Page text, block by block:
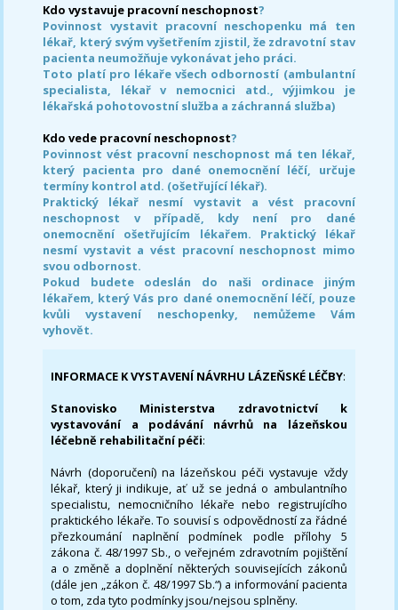
Kdo vystavuje pracovní neschopnost?
Povinnost vystavit pracovní neschopenku má ten
lékař, který svým vyšetřením zjistil, že zdravotní stav
pacienta neumožňuje vykonávat jeho práci.
Toto platí pro lékaře všech odborností (ambulantní
specialista, lékař v nemocnici atd., výjimkou je
lékařská pohotovostní služba a záchranná služba)
Kdo vede pracovní neschopnost?
Povinnost vést pracovní neschopnost má ten lékař,
který pacienta pro dané onemocnění léčí, určuje
termíny kontrol atd. (ošetřující lékař).
Praktický lékař nesmí vystavit a vést pracovní
neschopnost v případě, kdy není pro dané
onemocnění ošetřujícím lékařem. Praktický lékař
nesmí vystavit a vést pracovní neschopnost mimo
svou odbornost.
Pokud budete odeslán do naši ordinace jiným
lékařem, který Vás pro dané onemocnění léčí, pouze
kvůli vystavení neschopenky, nemůžeme Vám
vyhovět.
INFORMACE K VYSTAVENÍ NÁVRHU LÁZEŇSKÉ LÉČBY:
Stanovisko Ministerstva zdravotnictví k
vystavování a podávání návrhů na lázeňskou
léčebně rehabilitační péči:
Návrh (doporučení) na lázeňskou péči vystavuje vždy
lékař, který ji indikuje, ať už se jedná o ambulantního
specialistu, nemocničního lékaře nebo registrujícího
praktického lékaře. To souvisí s odpovědností za řádné
přezkoumání naplnění podmínek podle přílohy 5
zákona č. 48/1997 Sb., o veřejném zdravotním pojištění
a o změně a doplnění některých souvisejících zákonů
(dále jen „zákon č. 48/1997 Sb.“) a informování pacienta
o tom, zda tyto podmínky jsou/nejsou splněny.